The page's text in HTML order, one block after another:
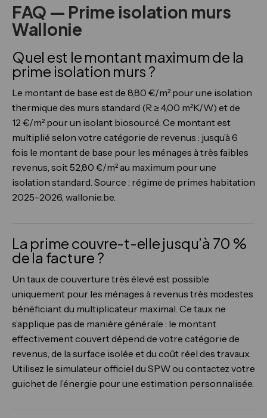
FAQ — Prime isolation murs
Wallonie
Quel est le montant maximum de la
prime isolation murs ?
Le montant de base est de 8,80 €/m² pour une isolation
thermique des murs standard (R ≥ 4,00 m²K/W) et de
12 €/m² pour un isolant biosourcé. Ce montant est
multiplié selon votre catégorie de revenus : jusqu’à 6
fois le montant de base pour les ménages à très faibles
revenus, soit 52,80 €/m² au maximum pour une
isolation standard. Source : régime de primes habitation
2025–2026, wallonie.be.
La prime couvre-t-elle jusqu’à 70 %
de la facture ?
Un taux de couverture très élevé est possible
uniquement pour les ménages à revenus très modestes
bénéficiant du multiplicateur maximal. Ce taux ne
s’applique pas de manière générale : le montant
effectivement couvert dépend de votre catégorie de
revenus, de la surface isolée et du coût réel des travaux.
Utilisez le simulateur officiel du SPW ou contactez votre
guichet de l’énergie pour une estimation personnalisée.